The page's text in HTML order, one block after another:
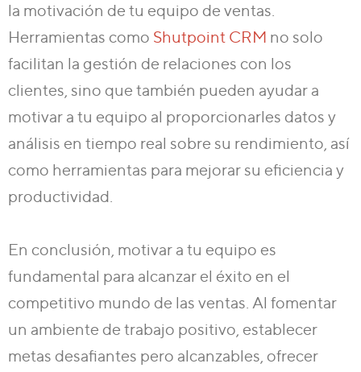
la motivación de tu equipo de ventas.
Herramientas como Shutpoint CRM no solo
facilitan la gestión de relaciones con los
clientes, sino que también pueden ayudar a
motivar a tu equipo al proporcionarles datos y
análisis en tiempo real sobre su rendimiento, así
como herramientas para mejorar su eficiencia y
productividad.
En conclusión, motivar a tu equipo es
fundamental para alcanzar el éxito en el
competitivo mundo de las ventas. Al fomentar
un ambiente de trabajo positivo, establecer
metas desafiantes pero alcanzables, ofrecer